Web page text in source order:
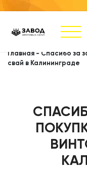
Главная - Спасибо за
свай в Калининграде